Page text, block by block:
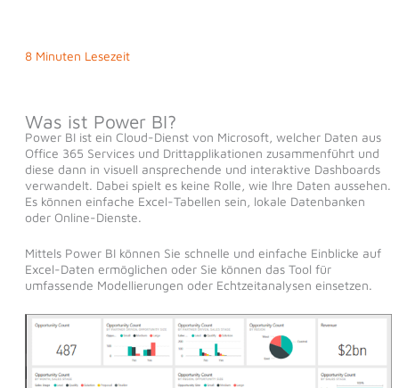
8 Minuten Lesezeit
Was ist Power BI?
Power BI ist ein Cloud-Dienst von Microsoft, welcher Daten aus
Office 365 Services und Drittapplikationen zusammenführt und
diese dann in visuell ansprechende und interaktive Dashboards
verwandelt. Dabei spielt es keine Rolle, wie Ihre Daten aussehen.
Es können einfache Excel-Tabellen sein, lokale Datenbanken
oder Online-Dienste.
Mittels Power BI können Sie schnelle und einfache Einblicke auf
Excel-Daten ermöglichen oder Sie können das Tool für
umfassende Modellierungen oder Echtzeitanalysen einsetzen.